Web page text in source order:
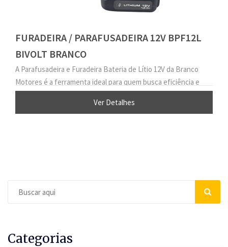
FURADEIRA / PARAFUSADEIRA 12V BPF12L
BIVOLT BRANCO
A Parafusadeira e Furadeira Bateria de Lítio 12V da Branco
Motores é a ferramenta ideal para quem busca eficiência e
Ver Detalhes
Categorias